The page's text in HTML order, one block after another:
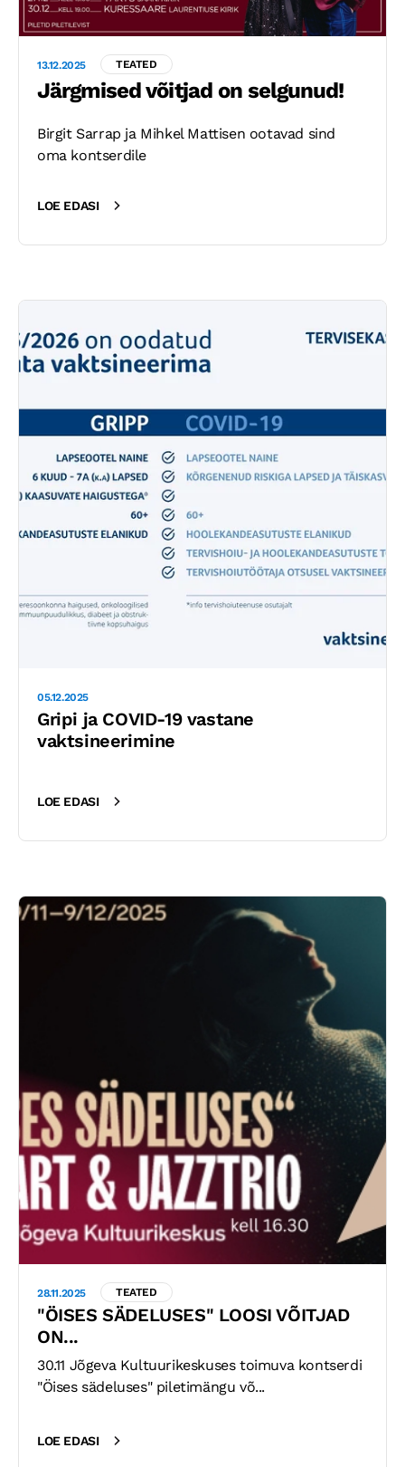
13.12.2025 TEATED
Järgmised võitjad on selgunud!
Birgit Sarrap ja Mihkel Mattisen ootavad sind
oma kontserdile
LOE EDASI
05.12.2025
Gripi ja COVID-19 vastane
vaktsineerimine
LOE EDASI
28.11.2025 TEATED
"ÖISES SÄDELUSES" LOOSI VÕITJAD
ON...
30.11 Jõgeva Kultuurikeskuses toimuva kontserdi
"Öises sädeluses" piletimängu võ...
LOE EDASI